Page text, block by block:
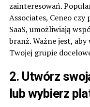
zainteresowań.
Associates, Ceneo
SaaS, umożliwiają
branż. Ważne jest,
Twojej grupie
2. Utwórz
lub wybierz